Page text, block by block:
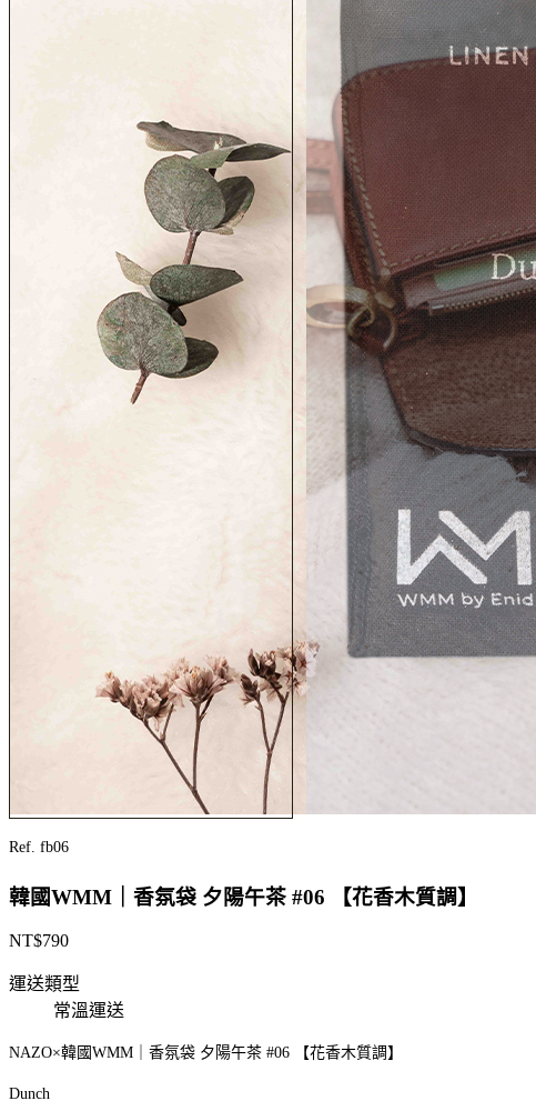
Ref. fb06
韓國WMM｜香氛袋 夕陽午茶 #06 【花香木質調】
NT$790
運送類型
常溫運送
NAZO×韓國WMM｜香氛袋 夕陽午茶 #06 【花香木質調】
Dunch